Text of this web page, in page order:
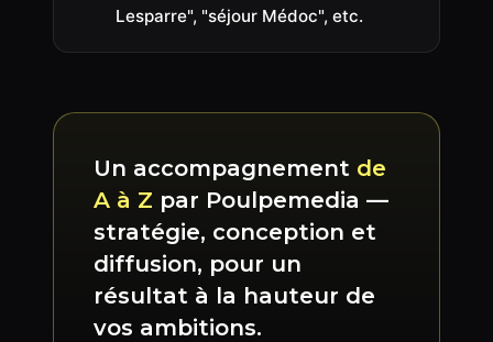
Lesparre", "séjour Médoc", etc.
Un accompagnement de
A à Z par Poulpemedia —
stratégie, conception et
diffusion, pour un
résultat à la hauteur de
vos ambitions.